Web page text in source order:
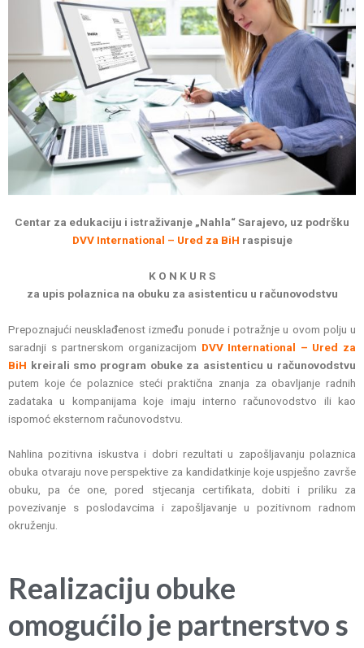
Centar za edukaciju i istraživanje „Nahla“ Sarajevo, uz podršku
DVV International – Ured za BiH raspisuje
K O N K U R S
za upis polaznica na obuku za asistenticu u računovodstvu
Prepoznajući neusklađenost između ponude i potražnje u ovom polju u
saradnji s partnerskom organizacijom DVV International – Ured za
BiH kreirali smo program obuke za asistenticu u računovodstvu
putem koje će polaznice steći praktična znanja za obavljanje radnih
zadataka u kompanijama koje imaju interno računovodstvo ili kao
ispomoć eksternom računovodstvu.
Nahlina pozitivna iskustva i dobri rezultati u zapošljavanju polaznica
obuka otvaraju nove perspektive za kandidatkinje koje uspješno završe
obuku, pa će one, pored stjecanja certifikata, dobiti i priliku za
povezivanje s poslodavcima i zapošljavanje u pozitivnom radnom
okruženju.
Realizaciju obuke
omogućilo je partnerstvo s